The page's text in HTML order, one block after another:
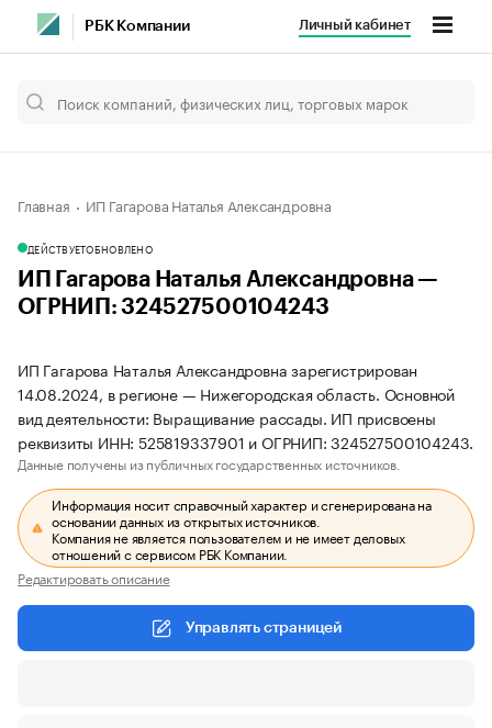
РБК Компании Личный кабинет
Главная ИП Гагарова Наталья Александровна
ДЕЙСТВУЕТОБНОВЛЕНО
ИП Гагарова Наталья Александровна —
ОГРНИП: 324527500104243
ИП Гагарова Наталья Александровна зарегистрирован
14.08.2024, в регионе — Нижегородская область. Основной
вид деятельности: Выращивание рассады. ИП присвоены
реквизиты ИНН: 525819337901 и ОГРНИП: 324527500104243.
Данные получены из публичных государственных источников.
Информация носит справочный характер и сгенерирована на
основании данных из открытых источников.
Компания не является пользователем и не имеет деловых
отношений с сервисом РБК Компании.
Редактировать описание
Управлять страницей